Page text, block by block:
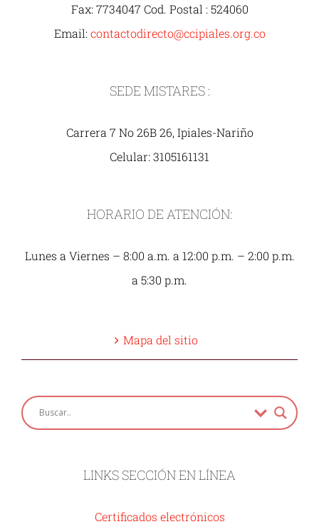
Fax: 7734047 Cod. Postal : 524060
Email: contactodirecto@ccipiales.org.co
SEDE MISTARES :
Carrera 7 No 26B 26, Ipiales-Nariño
Celular: 3105161131
HORARIO DE ATENCIÓN:
Lunes a Viernes – 8:00 a.m. a 12:00 p.m. – 2:00 p.m.
a 5:30 p.m.
Mapa del sitio
LINKS SECCIÓN EN LÍNEA
Certificados electrónicos